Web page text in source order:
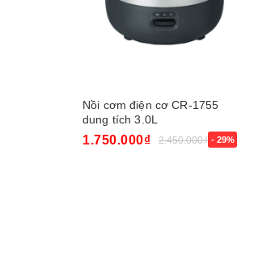
Nồi cơm điện cơ CR-1755
dung tích 3.0L
1.750.000₫ 2.450.000₫ - 29%